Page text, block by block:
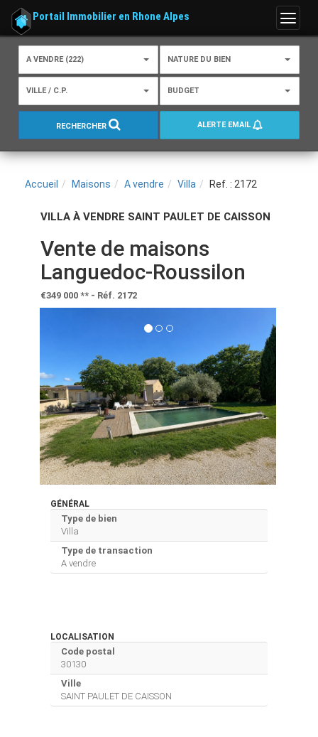
Menu
Portail Immobilier en Rhone Alpes
A VENDRE (222) NATURE DU BIEN
VILLE / C.P. BUDGET
RECHERCHER ALERTE EMAIL
Accueil Maisons A vendre Villa Ref. : 2172
VILLA À VENDRE SAINT PAULET DE CAISSON
Vente de maisons
Languedoc-Roussilon
€349 000 ** - Réf. 2172
GÉNÉRAL
Type de bien
Villa
Type de transaction
A vendre
LOCALISATION
Code postal
30130
Ville
SAINT PAULET DE CAISSON